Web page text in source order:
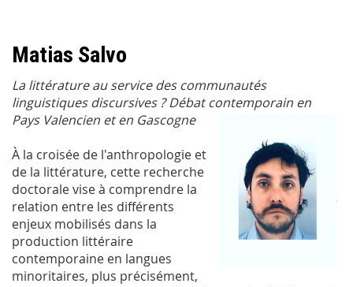
Matias Salvo
La littérature au service des communautés
linguistiques discursives ? Débat contemporain en
Pays Valencien et en Gascogne
À la croisée de l'anthropologie et
de la littérature, cette recherche
doctorale vise à comprendre la
relation entre les différents
enjeux mobilisés dans la
production littéraire
contemporaine en langues
minoritaires, plus précisément,